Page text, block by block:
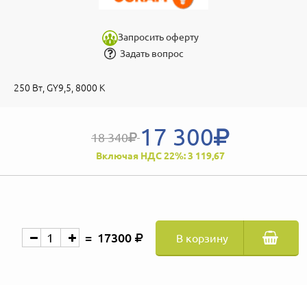
Запросить оферту
Задать вопрос
250 Вт, GY9,5, 8000 К
18 340 17 300
Включая НДС 22%: 3 119,67
17300 В корзину